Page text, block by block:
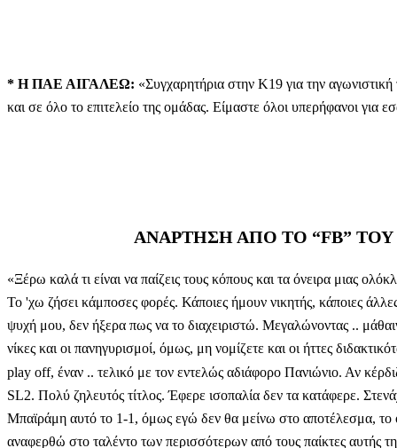
* Η ΠΑΕ ΑΙΓΑΛΕΩ: «Συγχαρητήρια στην Κ19 για την
και σε όλο το επιτελείο της ομάδας. Είμαστε όλοι υπερήφανοι για
ΑΝΑΡΤΗΣΗ ΑΠΟ ΤΟ “FB”
«Ξέρω καλά τι είναι να παίζεις τους κόπους και τα όνειρα μιας
Το 'χω ζήσει κάμποσες φορές. Κάποιες ήμουν νικητής, κάποιες
ψυχή μου, δεν ήξερα πως να το διαχειριστώ. Μεγαλώνοντας ..
νίκες και οι πανηγυρισμοί, όμως, μη νομίζετε και οι ήττες
play off, έναν .. τελικό με τον εντελώς αδιάφορο Πανιώνιο. Αν
SL2. Πολύ ζηλευτός τίτλος. Έφερε ισοπαλία δεν τα κατάφερε.
Μπαϊράμη αυτό το 1-1, όμως εγώ δεν θα μείνω στο αποτέλεσμα,
αναφερθώ στο ταλέντο των περισσότερων από τους παίκτες αυτής